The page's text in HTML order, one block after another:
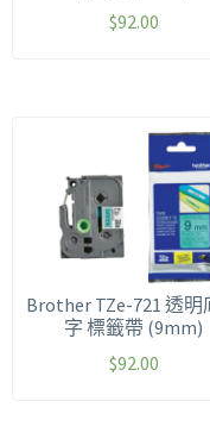
$92.00
Brother TZe-721 透明
字 標籤帶 (9mm)
$92.00